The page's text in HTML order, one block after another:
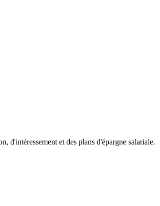
d'intéressement et des plans d'épargne salariale.